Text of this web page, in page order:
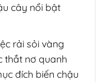
cây nổi bật
rải sỏi vàng
thắt nơ quanh
đích biến chậu